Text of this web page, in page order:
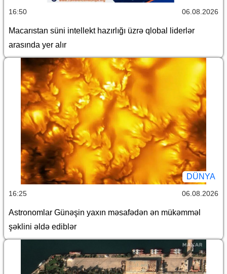
16:50 06.08.2026
Macarıstan süni intellekt hazırlığı üzrə qlobal liderlər
arasında yer alır
DÜNYA
16:25 06.08.2026
Astronomlar Günəşin yaxın məsafədən ən mükəmməl
şəklini əldə ediblər